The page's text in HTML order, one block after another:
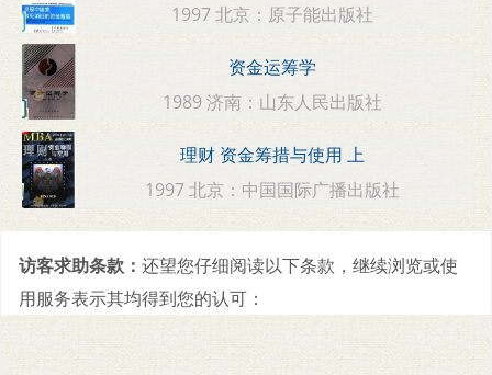
1997 北京：原子能出版社
资金运筹学
1989 济南：山东人民出版社
理财 资金筹措与使用 上
1997 北京：中国国际广播出版社
访客求助条款： 还望您仔细阅读以下条款，继续浏览或使
用服务表示其均得到您的认可：